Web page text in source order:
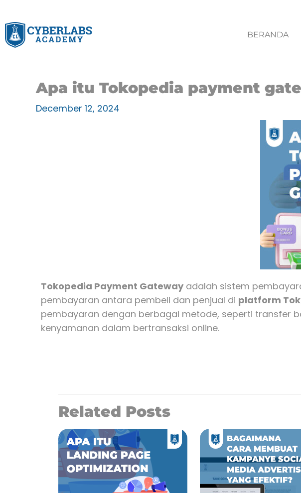
to
content
BERANDA
Apa itu Tokopedia payment
December 12, 2024
Tokopedia Payment Gateway adalah sistem
pembayaran antara pembeli dan penjual di platform
pembayaran dengan berbagai metode, seperti transfer
kenyamanan dalam bertransaksi online.
Related Posts